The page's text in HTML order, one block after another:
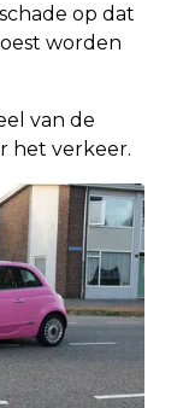
op dat
worden
van de
het verkeer.